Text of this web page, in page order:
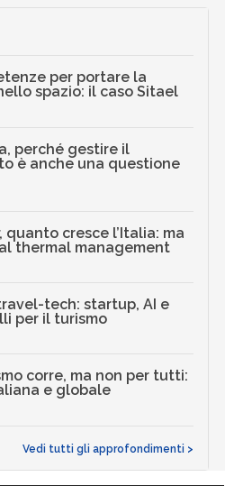
per portare la
spazio: il caso Sitael
perché gestire il
è anche una questione
quanto cresce l’Italia: ma
thermal management
tech: startup, AI e
per il turismo
corre, ma non per tutti:
e globale
Vedi tutti gli approfondimenti >